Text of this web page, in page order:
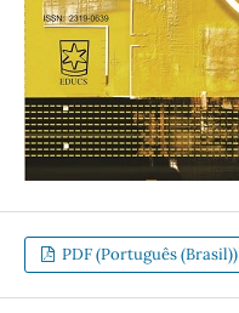
PDF (Português (Brasil))